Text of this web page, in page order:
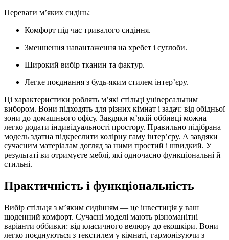
Переваги м’яких сидінь:
Комфорт під час тривалого сидіння.
Зменшення навантаження на хребет і суглоби.
Широкий вибір тканин та фактур.
Легке поєднання з будь-яким стилем інтер’єру.
Ці характеристики роблять м’які стільці універсальним
вибором. Вони підходять для різних кімнат і задач: від обідньої
зони до домашнього офісу. Завдяки м’якій оббивці можна
легко додати індивідуальності простору. Правильно підібрана
модель здатна підкреслити колірну гаму інтер’єру. А завдяки
сучасним матеріалам догляд за ними простий і швидкий. У
результаті ви отримуєте меблі, які одночасно функціональні й
стильні.
Практичність і функціональність
Вибір стільця з м’яким сидінням — це інвестиція у ваш
щоденний комфорт. Сучасні моделі мають різноманітні
варіанти оббивки: від класичного велюру до екошкіри. Вони
легко поєднуються з текстилем у кімнаті, гармонізуючи з